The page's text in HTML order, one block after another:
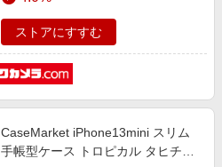
ストアにすすむ
CaseMarket iPhone13mini スリム
手帳型ケース トロピカル タヒチ柄